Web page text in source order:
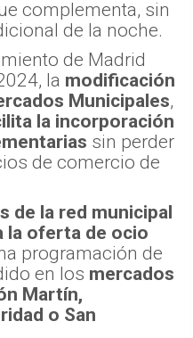
complementa, sin
de la noche.
de Madrid
la modificación
Municipales,
la incorporación
sin perder
de comercio de
de la red municipal
la oferta de ocio
programación de
en los mercados
Martín,
o San